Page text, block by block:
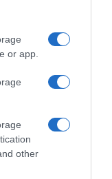
or app.
other
Τσιμιτσέλη